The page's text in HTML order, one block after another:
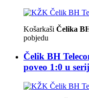
Košarkaši Čelika
pobjedu
Čelik BH
poveo 1:0 u